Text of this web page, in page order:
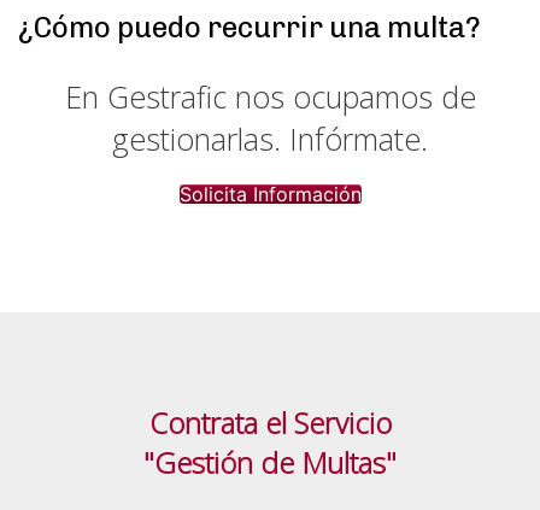
¿Cómo puedo recurrir una multa?
En Gestrafic nos ocupamos de
gestionarlas. Infórmate.
Solicita Información
Contrata el Servicio
"Gestión de Multas"